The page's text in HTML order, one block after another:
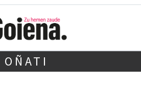
OÑATI